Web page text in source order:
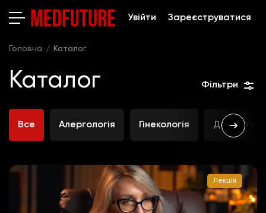
Увійти Зареєструватися
Головна Каталог
Каталог Фільтри
Все Алергологія Гінекологія
Лекція